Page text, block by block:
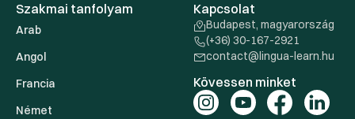
Szakmai tanfolyam
Arab
Angol
Francia
Német
Kapcsolat
Budapest, magyarország
(+36) 30-167-2921
contact@lingua-learn.hu
Kövessen minket